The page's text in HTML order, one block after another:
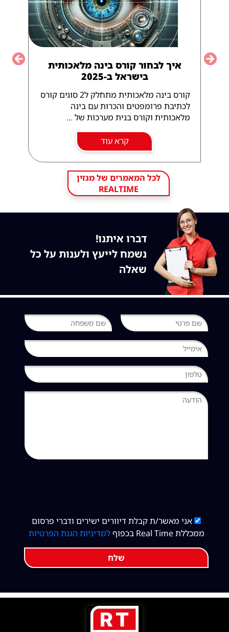
איך לבחור קורס בינה מלאכותית
בישראל ב-2025
קורס בינה מלאכותית מתחלק ל2 סוגים קורס
לכתיבת פרומפטים והכרות עם בינה
מלאכותית וקורס בנית מערכות של ...
קרא עוד
Next
לכל המאמרים של מגזין
REALTIME
דברו איתנו!
נשמח לייעץ ולענות על כל
שאלה
אני מאשר/ת קבלת דיוורים ישירים ודברי פרסום
ממכללת Real Time בכפוף
למדיניות הגנת הפרטיות
שלח